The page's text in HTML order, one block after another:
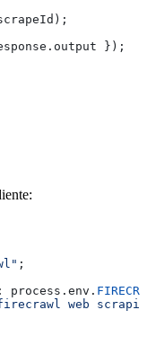
);
. output });
;
process . env .
web